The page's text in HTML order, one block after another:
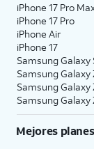
iPhone 17 Pro
iPhone 17 Pro
iPhone Air
iPhone 17
Samsung Galaxy
Samsung Galaxy
Samsung Galaxy
Samsung Galaxy
Mejores